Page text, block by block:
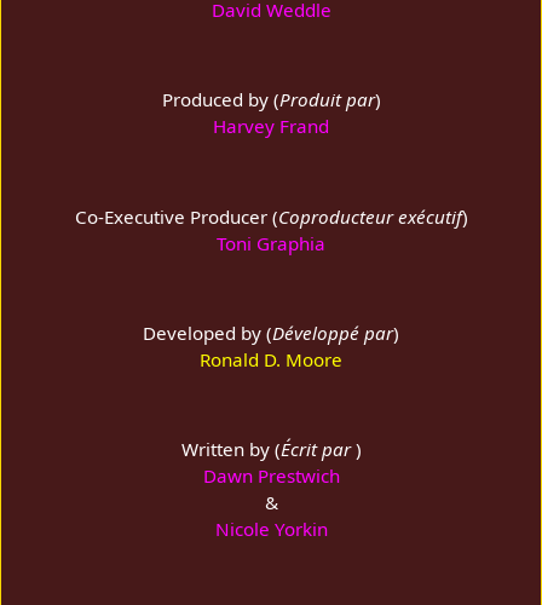
David Weddle
Produced by (Produit par)
Harvey Frand
Co-Executive Producer (Coproducteur exécutif)
Toni Graphia
Developed by (Développé par)
Ronald D. Moore
Written by (Écrit par)
Dawn Prestwich
&
Nicole Yorkin